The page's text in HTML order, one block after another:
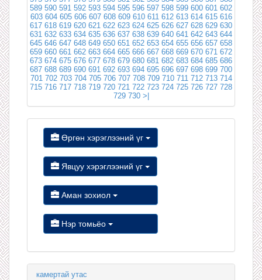
589 590 591 592 593 594 595 596 597 598 599 600 601 602
603 604 605 606 607 608 609 610 611 612 613 614 615 616
617 618 619 620 621 622 623 624 625 626 627 628 629 630
631 632 633 634 635 636 637 638 639 640 641 642 643 644
645 646 647 648 649 650 651 652 653 654 655 656 657 658
659 660 661 662 663 664 665 666 667 668 669 670 671 672
673 674 675 676 677 678 679 680 681 682 683 684 685 686
687 688 689 690 691 692 693 694 695 696 697 698 699 700
701 702 703 704 705 706 707 708 709 710 711 712 713 714
715 716 717 718 719 720 721 722 723 724 725 726 727 728
729 730 >|
Өргөн хэрэглээний үг
Явцуу хэрэглээний үг
Аман зохиол
Нэр томьёо
камертай утас